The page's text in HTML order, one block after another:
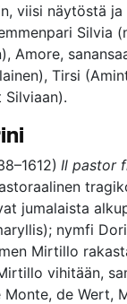
viisi näytöstä ja
Silvia
Amore,
Tirsi
Il pastor
jumalaista
nymfi
Mirtillo
vihitään,
de Wert,